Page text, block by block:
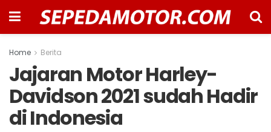
Home Berita
Jajaran Motor Harley-
Davidson 2021 sudah Hadir
di Indonesia